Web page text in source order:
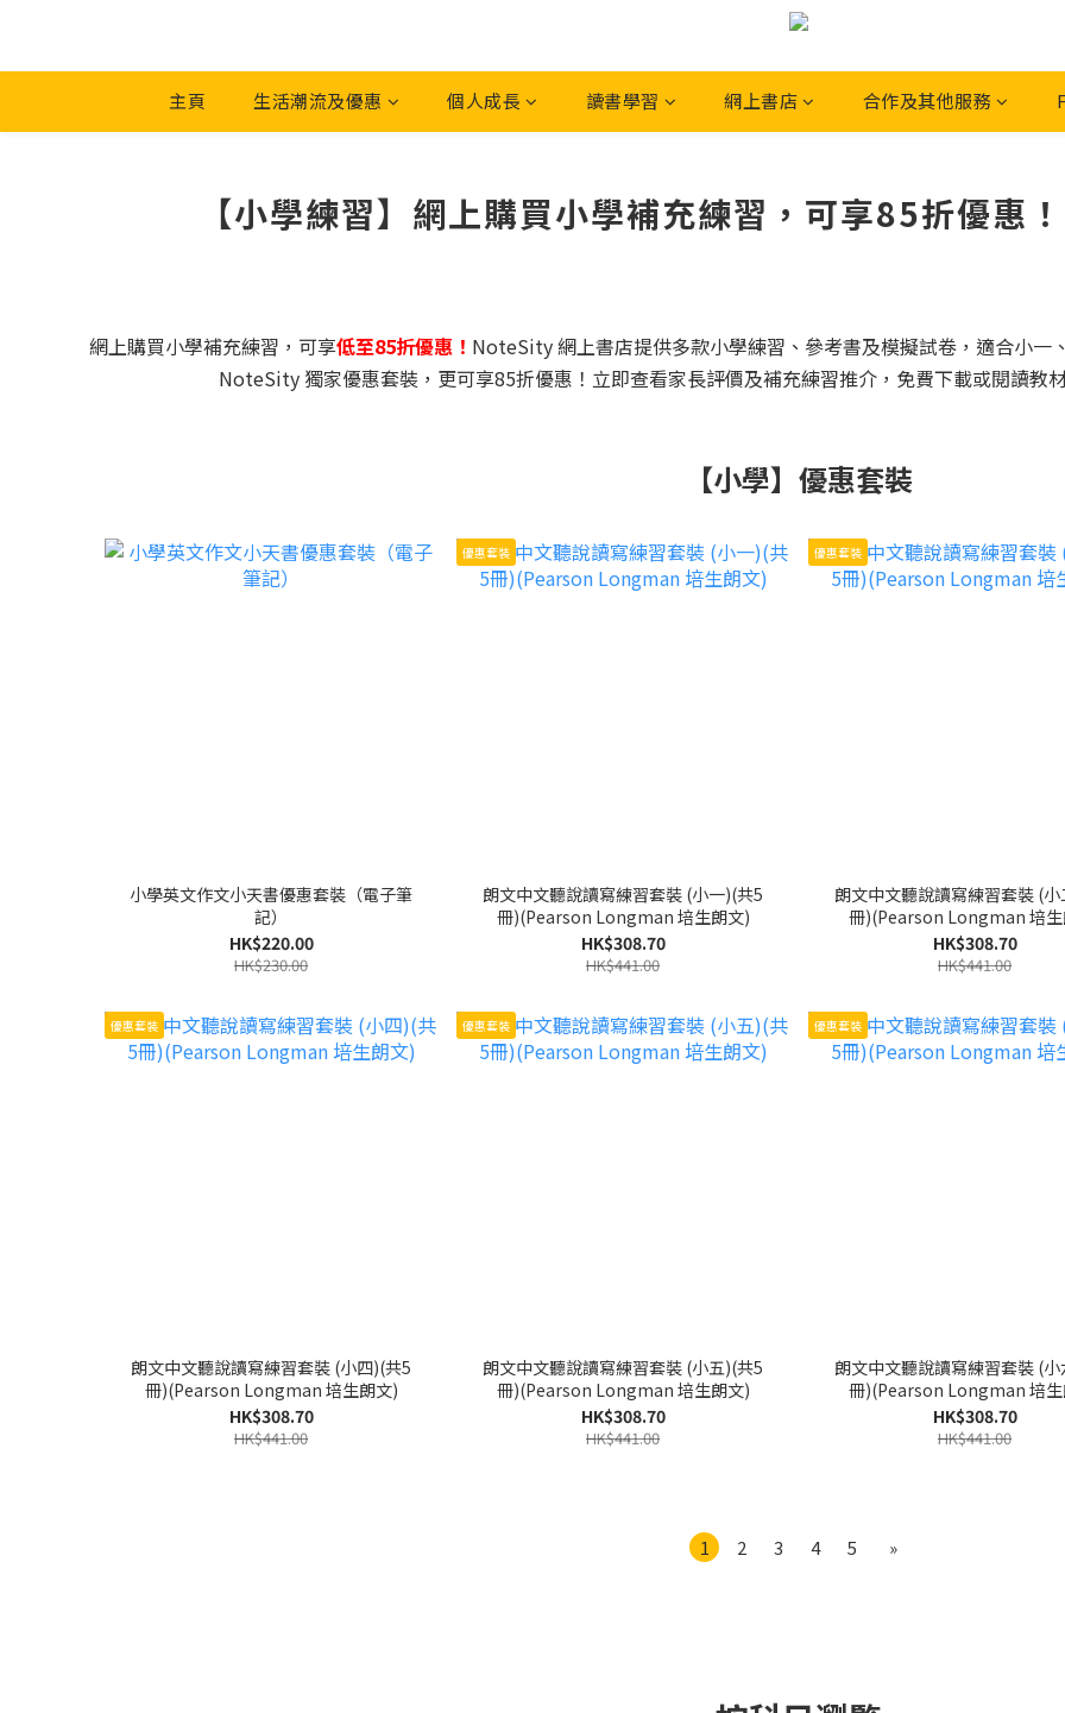
主頁 生活潮流及優惠 個人成長 讀書學習 網上書店 合作及其他服務
【小學練習】網上購買小學補充練習，可享85折優
網上購買小學補充練習，可享低至85折優惠！ NoteSity 網上書店提供多款小學練習、參考書及模擬試卷，適合小一
NoteSity 獨家優惠套裝，更可享85折優惠！立即查看家長評價及補充練習推介，免費下載或閱讀教
【小學】優惠套裝
小學英文作文小天書優惠套裝（電子筆
記）
HK$220.00
HK$230.00
優惠套裝
朗文中文聽說讀寫練習套裝 (小一)(共5
冊)(Pearson Longman 培生朗文)
HK$308.70
HK$441.00
優惠套裝
朗文中文聽說讀寫練習套裝 (
冊)(Pearson Longman 培
HK$308.70
HK$441.00
優惠套裝
朗文中文聽說讀寫練習套裝 (小四)(共5
冊)(Pearson Longman 培生朗文)
HK$308.70
HK$441.00
優惠套裝
朗文中文聽說讀寫練習套裝 (小五)(共5
冊)(Pearson Longman 培生朗文)
HK$308.70
HK$441.00
優惠套裝
朗文中文聽說讀寫練習套裝 (
冊)(Pearson Longman 培
HK$308.70
HK$441.00
1 2 3 4 5 »